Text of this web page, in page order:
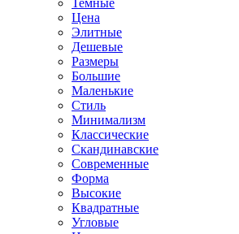
Темные
Цена
Элитные
Дешевые
Размеры
Большие
Маленькие
Стиль
Минимализм
Классические
Скандинавские
Современные
Форма
Высокие
Квадратные
Угловые